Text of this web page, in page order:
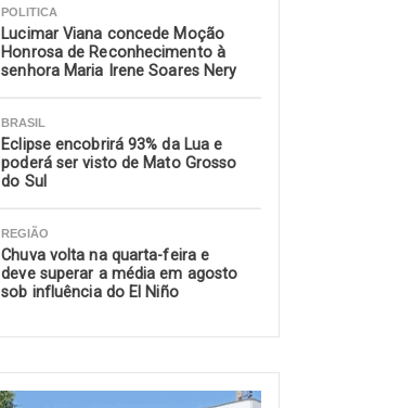
POLITICA
Lucimar Viana concede Moção
Honrosa de Reconhecimento à
senhora Maria Irene Soares Nery
BRASIL
Eclipse encobrirá 93% da Lua e
poderá ser visto de Mato Grosso
do Sul
REGIÃO
Chuva volta na quarta-feira e
deve superar a média em agosto
sob influência do El Niño